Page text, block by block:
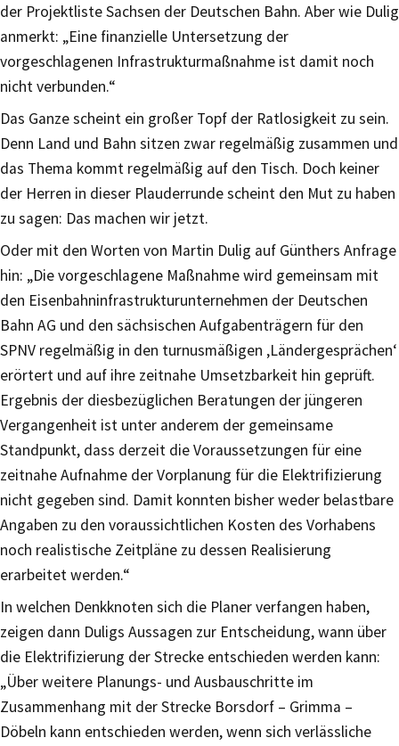
der Projektliste Sachsen der Deutschen Bahn. Aber wie Dulig
anmerkt: „Eine finanzielle Untersetzung der
vorgeschlagenen Infrastrukturmaßnahme ist damit noch
nicht verbunden.“
Das Ganze scheint ein großer Topf der Ratlosigkeit zu sein.
Denn Land und Bahn sitzen zwar regelmäßig zusammen und
das Thema kommt regelmäßig auf den Tisch. Doch keiner
der Herren in dieser Plauderrunde scheint den Mut zu haben
zu sagen: Das machen wir jetzt.
Oder mit den Worten von Martin Dulig auf Günthers Anfrage
hin: „Die vorgeschlagene Maßnahme wird gemeinsam mit
den Eisenbahninfrastrukturunternehmen der Deutschen
Bahn AG und den sächsischen Aufgabenträgern für den
SPNV regelmäßig in den turnusmäßigen ‚Ländergesprächen‘
erörtert und auf ihre zeitnahe Umsetzbarkeit hin geprüft.
Ergebnis der diesbezüglichen Beratungen der jüngeren
Vergangenheit ist unter anderem der gemeinsame
Standpunkt, dass derzeit die Voraussetzungen für eine
zeitnahe Aufnahme der Vorplanung für die Elektrifizierung
nicht gegeben sind. Damit konnten bisher weder belastbare
Angaben zu den voraussichtlichen Kosten des Vorhabens
noch realistische Zeitpläne zu dessen Realisierung
erarbeitet werden.“
In welchen Denkknoten sich die Planer verfangen haben,
zeigen dann Duligs Aussagen zur Entscheidung, wann über
die Elektrifizierung der Strecke entschieden werden kann:
„Über weitere Planungs- und Ausbauschritte im
Zusammenhang mit der Strecke Borsdorf – Grimma –
Döbeln kann entschieden werden, wenn sich verlässliche